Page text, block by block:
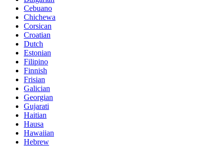
Cebuano
Chichewa
Corsican
Croatian
Dutch
Estonian
Filipino
Finnish
Frisian
Galician
Georgian
Gujarati
Haitian
Hausa
Hawaiian
Hebrew